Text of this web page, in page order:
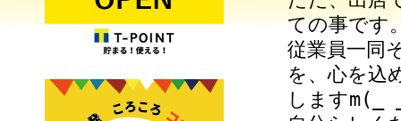
ての事です
従業員一同
を、心を込
しますm(_